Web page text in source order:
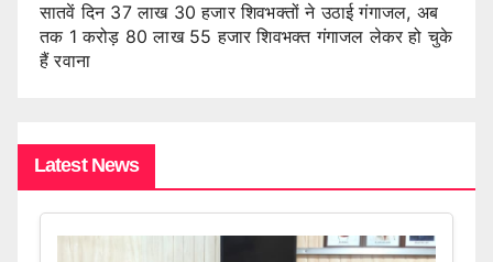
सातवें दिन 37 लाख 30 हजार शिवभक्तों ने उठाई गंगाजल, अब
तक 1 करोड़ 80 लाख 55 हजार शिवभक्त गंगाजल लेकर हो चुके
हैं रवाना
Latest News